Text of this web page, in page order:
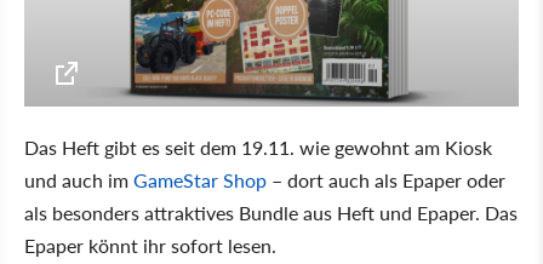
Das Heft gibt es seit dem 19.11. wie gewohnt am Kiosk
und auch imGameStar Shop – dort auch als Epaper oder
als besonders attraktives Bundle aus Heft und Epaper. Das
Epaper könnt ihr sofort lesen.